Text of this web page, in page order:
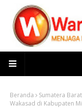
Beranda Sumatera Barat
Wakasad di Kabupaten